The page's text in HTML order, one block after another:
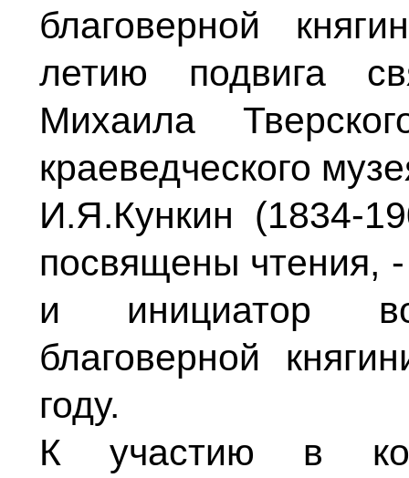
благоверной
летию подвига
Михаила
краеведческого
И.Я.Кункин (1834-
посвящены чтения,
и инициатор
благоверной
году.
К участию в